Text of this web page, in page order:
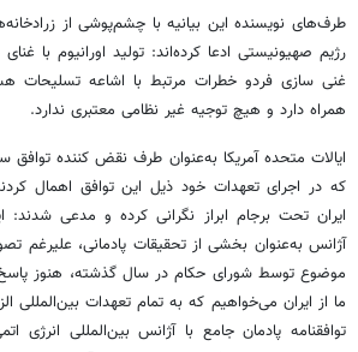
طرف‌های نویسنده این بیانیه با چشم‌پوشی از
رژیم صهیونیستی ادعا کرده‌اند: تولید اورانیوم با
غنی سازی فردو خطرات مرتبط با اشاعه تسلیحات
همراه دارد و هیچ توجیه غیر نظامی معتبری ندارد.
که در اجرای تعهدات خود ذیل این توافق اهمال
ایران تحت برجام ابراز نگرانی کرده و مدعی شدند:
آژانس به‌عنوان بخشی از تحقیقات پادمانی، علیرغم
موضوع توسط شورای حکام در سال گذشته، هنوز پاسخ
ما از ایران می‌خواهیم که به تمام تعهدات بین‌المللی
توافقنامه پادمان جامع با آژانس بین‌المللی انرژی